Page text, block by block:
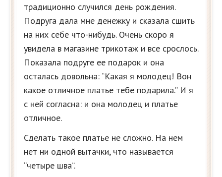
традиционно случился день рождения.
Подруга дала мне денежку и сказала сшить
на них себе что-нибудь. Очень скоро я
увидела в магазине трикотаж и все срослось.
Показала подруге ее подарок и она
осталась довольна: “Какая я молодец! Вон
какое отличное платье тебе подарила.” И я
с ней согласна: и она молодец и платье
отличное.
Сделать такое платье не сложно. На нем
нет ни одной вытачки, что называется
“четыре шва”.